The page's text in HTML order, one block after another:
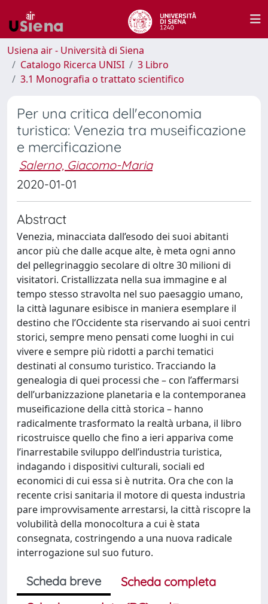
Usiena air - Università di Siena
Catalogo Ricerca UNISI
3 Libro
3.1 Monografia o trattato scientifico
Per una critica dell'economia
turistica: Venezia tra museificazione
e mercificazione
Salerno, Giacomo-Maria
2020-01-01
Abstract
Venezia, minacciata dall’esodo dei suoi abitanti
ancor più che dalle acque alte, è meta ogni anno
del pellegrinaggio secolare di oltre 30 milioni di
visitatori. Cristallizzata nella sua immagine e al
tempo stesso stravolta nel suo paesaggio umano,
la città lagunare esibisce in maniera esemplare il
destino che l’Occidente sta riservando ai suoi centri
storici, sempre meno pensati come luoghi in cui
vivere e sempre più ridotti a parchi tematici
destinati al consumo turistico. Tracciando la
genealogia di quei processi che – con l’affermarsi
dell’urbanizzazione planetaria e la contemporanea
museificazione della città storica – hanno
radicalmente trasformato la realtà urbana, il libro
ricostruisce quello che fino a ieri appariva come
l’inarrestabile sviluppo dell’industria turistica,
indagando i dispositivi culturali, sociali ed
economici di cui essa si è nutrita. Ora che con la
recente crisi sanitaria il motore di questa industria
pare improvvisamente arrestarsi, la città riscopre la
volubilità della monocoltura a cui è stata
consegnata, costringendo a una nuova radicale
interrogazione sul suo futuro.
Scheda breve
Scheda completa